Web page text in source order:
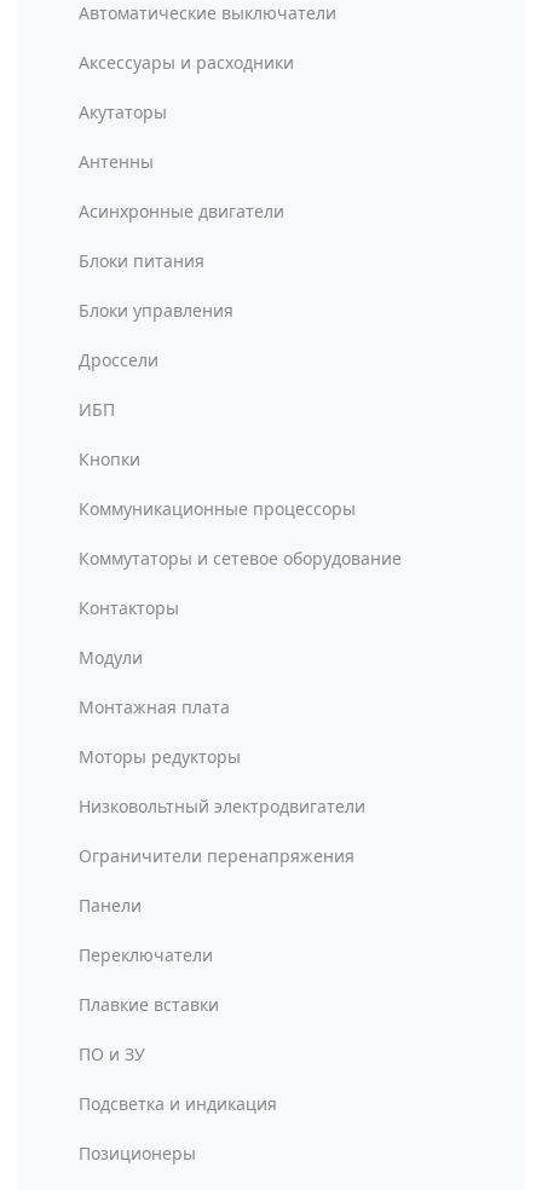
Автоматические выключатели
Аксессуары и расходники
Акутаторы
Антенны
Асинхронные двигатели
Блоки питания
Блоки управления
Дроссели
ИБП
Кнопки
Коммуникационные процессоры
Коммутаторы и сетевое оборудование
Контакторы
Модули
Монтажная плата
Моторы редукторы
Низковольтный электродвигатели
Ограничители перенапряжения
Панели
Переключатели
Плавкие вставки
ПО и ЗУ
Подсветка и индикация
Позиционеры